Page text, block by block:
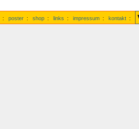
: poster : shop : links : impressum : kontakt :